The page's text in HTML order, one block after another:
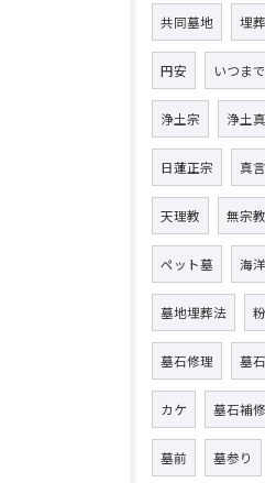
共同墓地 埋葬
円安 いつまで
浄土宗 浄土
日蓮正宗 真
天理教 無宗教
ペット墓 海
墓地埋葬法
墓石修理 墓
カケ 墓石補修
墓前 墓参り